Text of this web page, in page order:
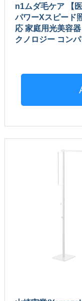
n1ムダ毛ケア 【
パワーXスピード
応 家庭用光美容
クノロジー コン